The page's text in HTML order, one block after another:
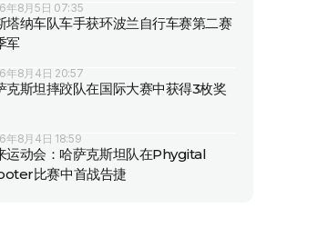
年8月5日 07:35
塔纳车队车手获环波兰自行车赛第二赛
军
年8月4日 20:57
克斯坦摔跤队在国际大赛中获得3枚奖
年8月4日 18:59
运动会：哈萨克斯坦队在Phygital
比赛中首战告捷